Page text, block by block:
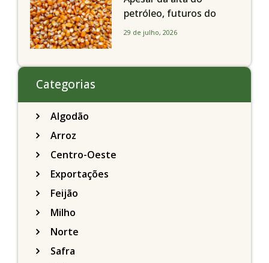
petróleo, futuros do
milho recuam em
29 de julho, 2026
Categorias
Algodão
Arroz
Centro-Oeste
Exportações
Feijão
Milho
Norte
Safra